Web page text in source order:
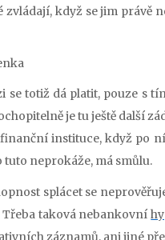
zvládají, když se jim právě
se totiž dá platit, pouze s
je tu ještě další
instituce, když po
tuto neprokáže, má smůlu.
splácet se
Třeba taková nebankovní
záznamů, ani jiné